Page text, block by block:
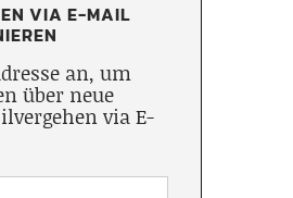
VIA E-MAIL
an, um
über neue
via E-